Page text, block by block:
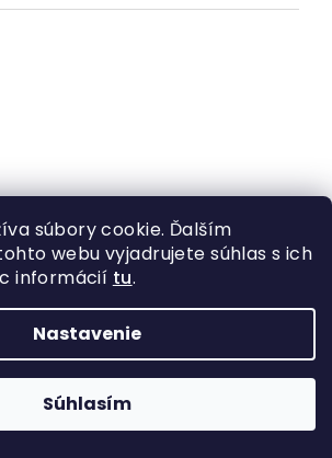
súbory cookie. Ďalším
webu vyjadrujete súhlas s ich
informácií tu.
Nastavenie
Súhlasím
A50T-S s prísvitom TenoSight
L-940 Laser